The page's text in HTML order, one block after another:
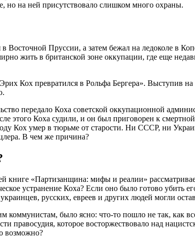
но на ней присутствовало слишком много охраны.
Восточной Пруссии, а затем бежал на ледоколе в
жить в британской зоне оккупации, где еще
Кох превратился в Рольфа Бергера». Выступив
передало Коха советской оккупационной
этого Коха судили, и он был приговорен к
Кох умер в тюрьме от старости. Ни СССР, ни
В чем же причина?
книге «Партизанщина: мифы и реалии»
устранение Коха? Если оно было готово убить
русских, евреев и других людей могли
коммунистам, было ясно: что-то пошло не так, как
правосудия, которое восторжествовало над
возможно?